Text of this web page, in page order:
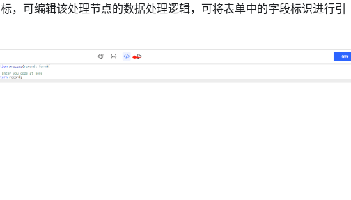
，可编辑该处理节点的数据处理逻辑，可将表单中的字段标识进行引